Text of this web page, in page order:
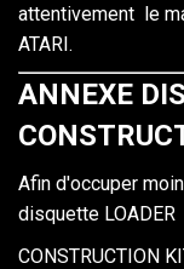
attentivement le
ATARI.
ANNEXE
Afin d'occuper
disquette LOADER
CONSTRUCTION